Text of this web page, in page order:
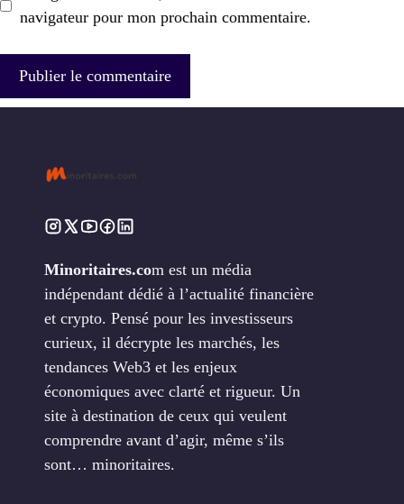
navigateur pour mon prochain commentaire.
Minoritaires.com est un média
indépendant dédié à l’actualité financière
et crypto. Pensé pour les investisseurs
curieux, il décrypte les marchés, les
tendances Web3 et les enjeux
économiques avec clarté et rigueur. Un
site à destination de ceux qui veulent
comprendre avant d’agir, même s’ils
sont… minoritaires.